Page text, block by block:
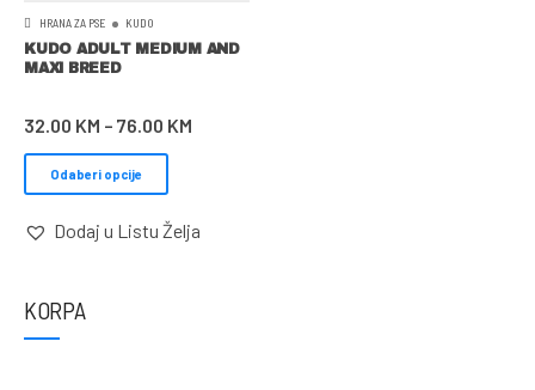
HRANA ZA PSE KUDO
KUDO ADULT MEDIUM AND
MAXI BREED
32.00 KM – 76.00 KM
Odaberi opcije
Dodaj u Listu Želja
KORPA